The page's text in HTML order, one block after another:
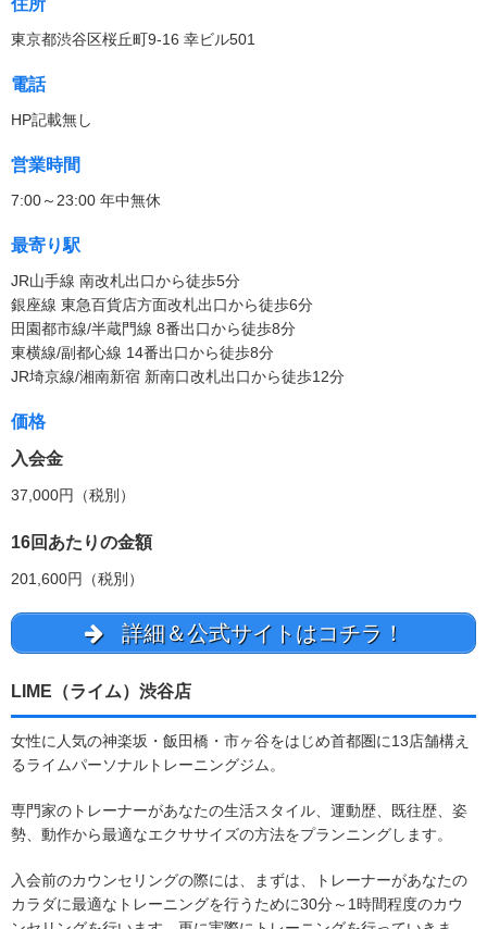
東京都渋谷区桜丘町9-16 幸ビル501
電話
HP記載無し
営業時間
7:00～23:00 年中無休
最寄り駅
JR山手線 南改札出口から徒歩5分
銀座線 東急百貨店方面改札出口から徒歩6分
田園都市線/半蔵門線 8番出口から徒歩8分
東横線/副都心線 14番出口から徒歩8分
JR埼京線/湘南新宿 新南口改札出口から徒歩12分
価格
入会金
37,000円（税別）
16回あたりの金額
201,600円（税別）
詳細＆公式サイトはコチラ！
LIME（ライム）渋谷店
女性に人気の神楽坂・飯田橋・市ヶ谷をはじめ首都圏に13店舗構え
るライムパーソナルトレーニングジム。
専門家のトレーナーがあなたの生活スタイル、運動歴、既往歴、姿
勢、動作から最適なエクササイズの方法をプランニングします。
入会前のカウンセリングの際には、まずは、トレーナーがあなたの
カラダに最適なトレーニングを行うために30分～1時間程度のカウ